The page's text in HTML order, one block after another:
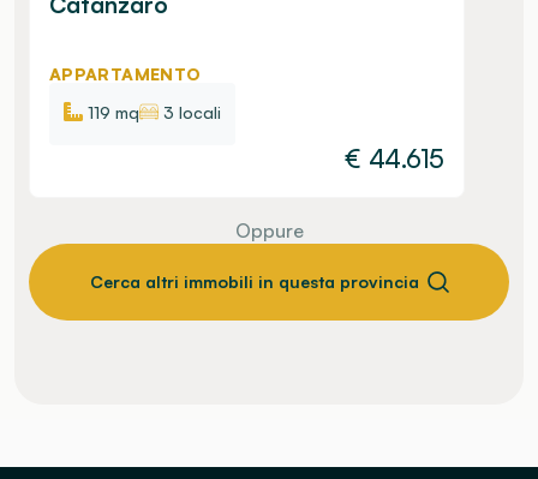
APPARTAMENTO
119 mq
3 locali
€ 44.615
Oppure
Cerca altri immobili in questa provincia